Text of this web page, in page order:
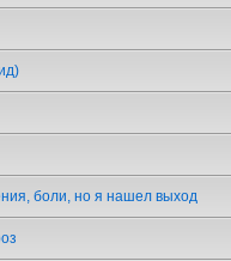
боли, но я нашел выход